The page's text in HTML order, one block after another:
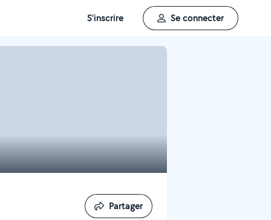
S'inscrire Se connecter
Partager
Partager